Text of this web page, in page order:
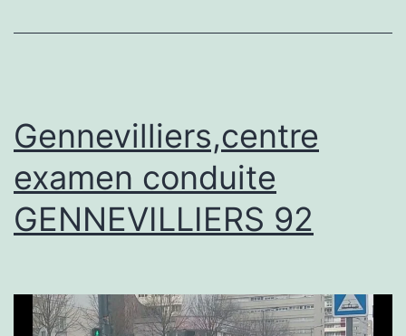
Gennevilliers,centre
examen conduite
GENNEVILLIERS 92